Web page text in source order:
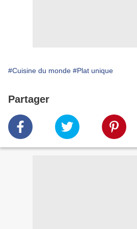
#Cuisine du monde #Plat unique
Partager